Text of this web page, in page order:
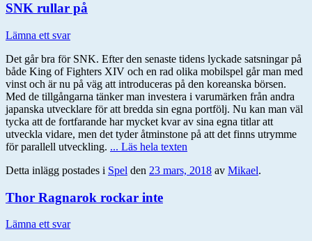
SNK rullar på
Lämna ett svar
Det går bra för SNK. Efter den senaste tidens lyckade satsningar på
både King of Fighters XIV och en rad olika mobilspel går man med
vinst och är nu på väg att introduceras på den koreanska börsen.
Med de tillgångarna tänker man investera i varumärken från andra
japanska utvecklare för att bredda sin egna portfölj. Nu kan man väl
tycka att de fortfarande har mycket kvar av sina egna titlar att
utveckla vidare, men det tyder åtminstone på att det finns utrymme
för parallell utveckling. ... Läs hela texten
Detta inlägg postades i Spel den 23 mars, 2018 av Mikael.
Thor Ragnarok rockar inte
Lämna ett svar